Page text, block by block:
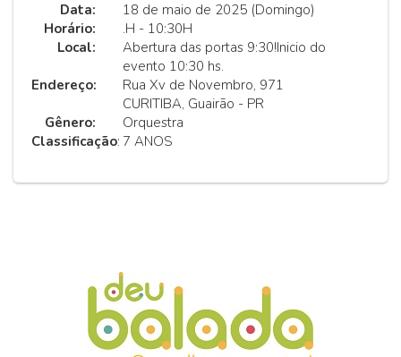
Data:
18 de maio de 2025 (Domingo)
Horário:
.H - 10:30H
Local:
Abertura das portas 9:30!Inicio do
evento 10:30 hs.
Endereço:
Rua Xv de Novembro, 971
CURITIBA, Guairão - PR
Gênero:
Orquestra
Classificação: 7 ANOS